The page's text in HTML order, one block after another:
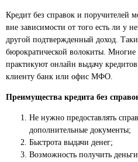
Кредит без справок и поручителей
вне зависимости от того есть ли у
другой подтвержденный доход.
бюрократической волокиты.
практикуют онлайн выдачу
клиенту банк или офис МФО.
Преимущества кредита без
Не нужно предоставлять
дополнительные документы;
Быстрота выдачи денег;
Возможность получить